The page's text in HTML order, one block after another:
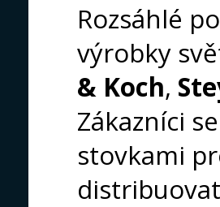
Rozsáhlé
výrobky
& Koch,
Zákazníci
stovkami